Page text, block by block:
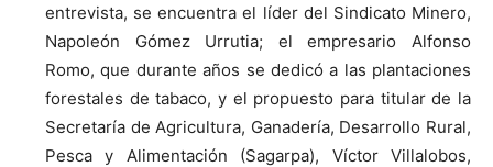
entrevista, se encuentra el líder del Sindicato Minero,
Napoleón Gómez Urrutia; el empresario Alfonso
Romo, que durante años se dedicó a las plantaciones
forestales de tabaco, y el propuesto para titular de la
Secretaría de Agricultura, Ganadería, Desarrollo Rural,
Pesca y Alimentación (Sagarpa), Víctor Villalobos,